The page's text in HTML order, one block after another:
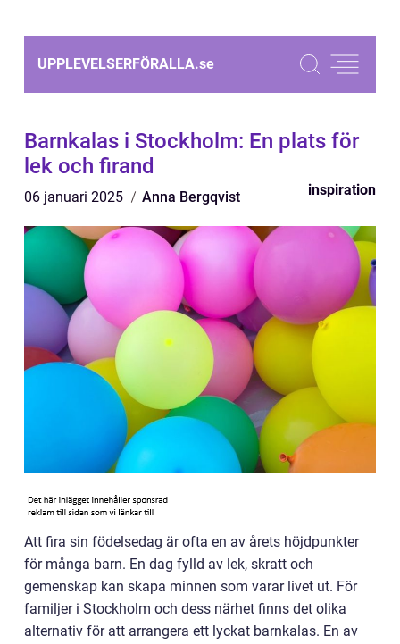
UPPLEVELSERFÖRALLA.se
Barnkalas i Stockholm: En plats för
lek och firand
06 januari 2025 Anna Bergqvist inspiration
Att fira sin födelsedag är ofta en av årets höjdpunkter
för många barn. En dag fylld av lek, skratt och
gemenskap kan skapa minnen som varar livet ut. För
familjer i Stockholm och dess närhet finns det olika
alternativ för att arrangera ett lyckat barnkalas. En av